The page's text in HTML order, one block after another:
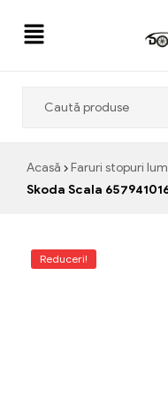
Acasă Faruri stopuri
Skoda Scala
Reduceri!